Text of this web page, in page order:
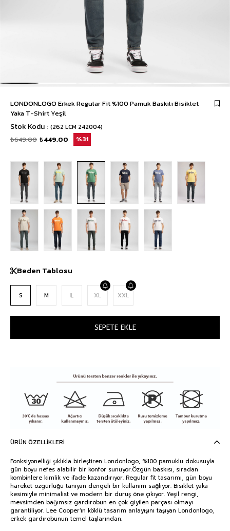
LONDONLOGO Erkek Regular Fit %100 Pamuk Baskılı Bisiklet
Yaka T-Shirt Yeşil
Stok Kodu (262 LCM 242004)
₺649,00 ₺449,00 31
Beden Tablosu
S M L XL XXL
ÜRÜN ÖZELLIKLERI
Fonksiyonelliği şıklıkla birleştiren Londonlogo, %100 pamuklu dokusuyla
gün boyu nefes alabilir bir konfor sunuyor.Özgün baskısı, sıradan
kombinlere kimlik ve ifade kazandırıyor. Regular fit tasarımı, gün boyu
hareket özgürlüğü tanıyan dengeli bir kullanım sağlıyor. Bisiklet yaka
kesimiyle minimalist ve modern bir duruş öne çıkıyor. Yeşil rengi,
mevsimden bağımsız gardırobun en çok giyilen parçası olmayı
garantiliyor. Lee Cooper'ın köklü tasarım anlayışını taşıyan Londonlogo,
erkek gardırobunun temel taşlarından.